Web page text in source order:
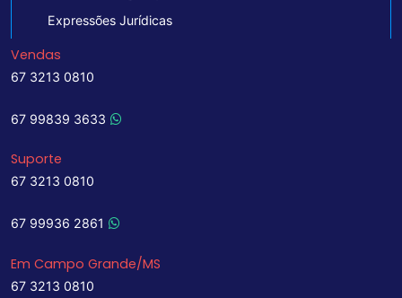
Expressões Jurídicas
Vendas
67 3213 0810
67 99839 3633
Suporte
67 3213 0810
67 99936 2861
Em Campo Grande/MS
67 3213 0810